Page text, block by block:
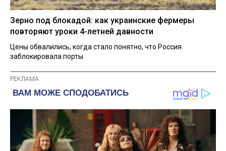
Зерно под блокадой: как украинские фермеры
повторяют уроки 4-летней давности
Цены обвалились, когда стало понятно, что Россия
заблокировала порты